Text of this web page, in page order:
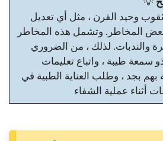
وحيد القرن ، مثل أي تعديل
المخاطر. وتشمل هذه المخاطر
والندبات. لذلك ، من الضروري
سمعة طيبة ، واتباع تعليمات
بهم بجد ، وطلب العناية الطبية في